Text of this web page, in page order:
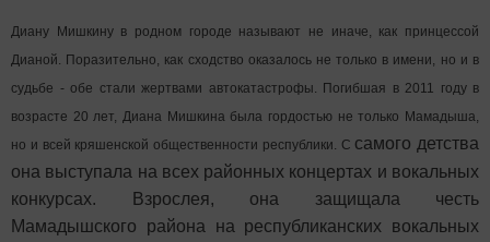
Диану Мишкину в родном городе называют не иначе, как принцессой
Дианой. Поразительно, как сходство оказалось не только в имени, но и в
судьбе - обе стали жертвами автокатастрофы. Погибшая в 2011 году в
возрасте 20 лет, Диана Мишкина была гордостью не только Мамадыша,
но и всей кряшенской общественности республики. С самого детства
она выступала на всех районных концертах и вокальных
конкурсах. Взрослея, она защищала честь
Мамадышского района на республиканских вокальных